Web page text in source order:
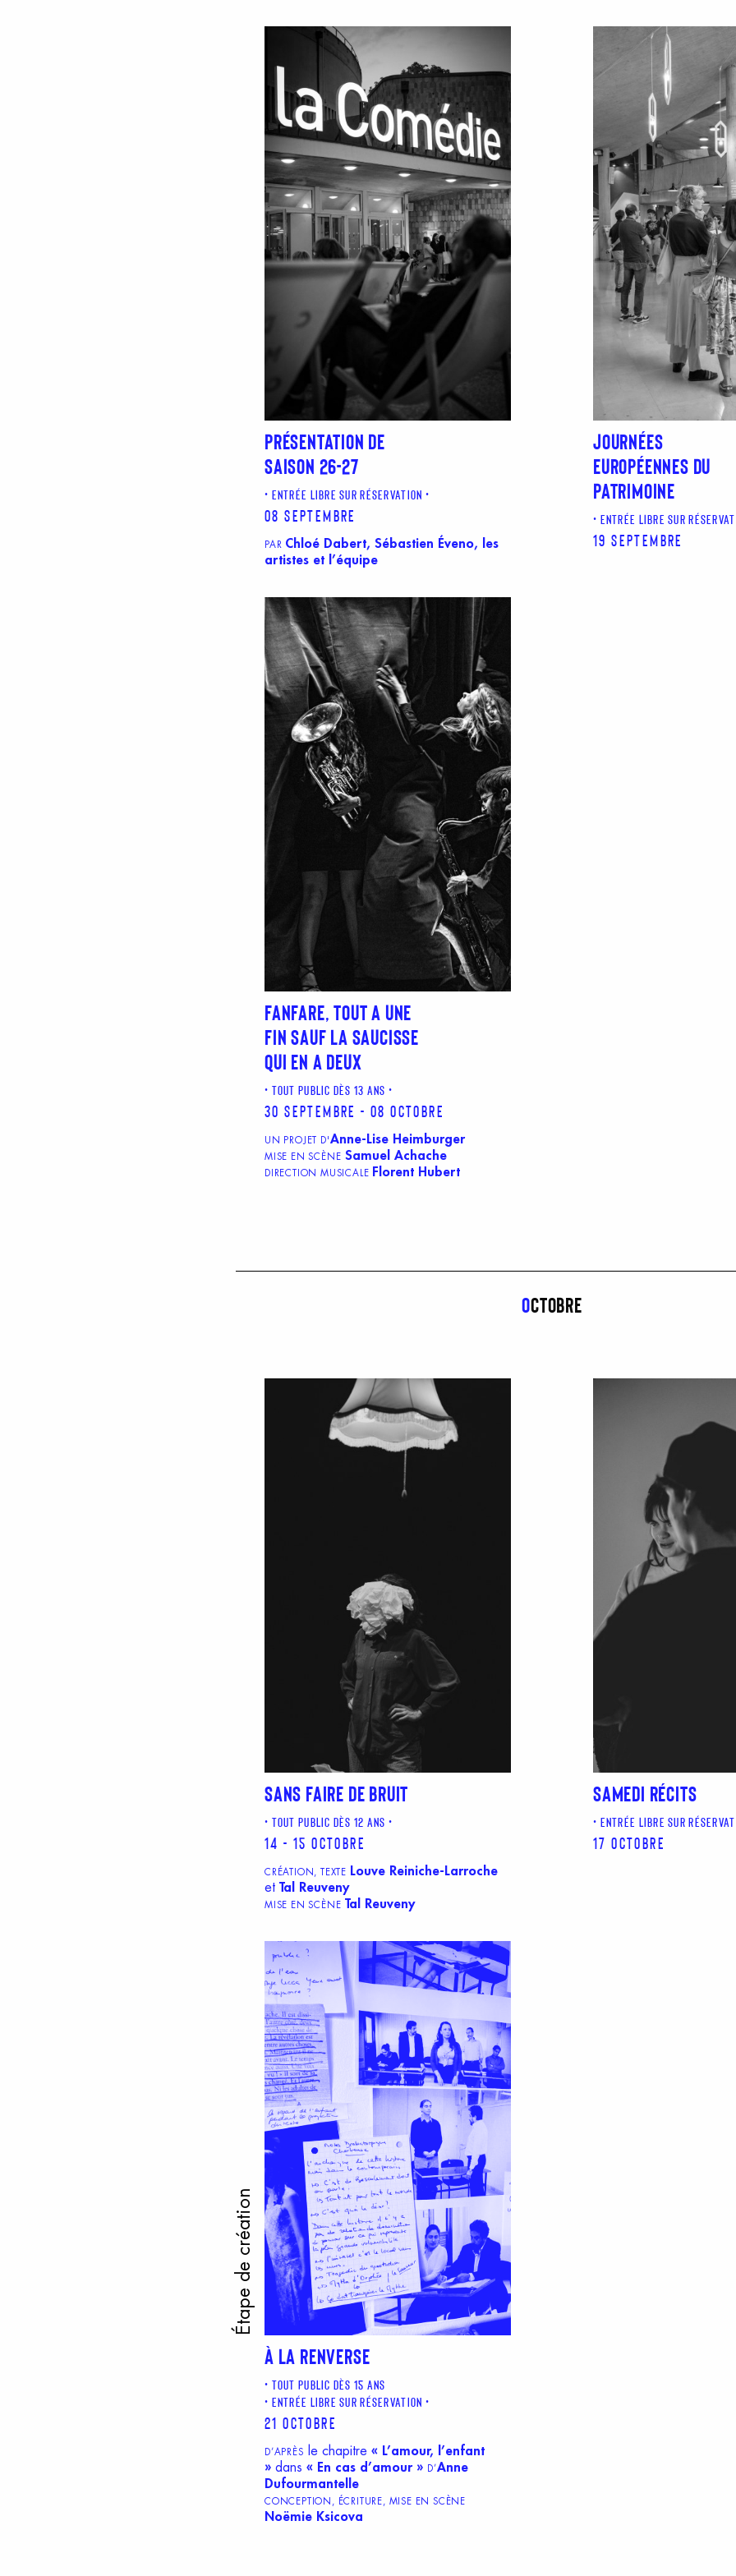
PRÉSENTATION DE
SAISON 26-27
ENTRÉE LIBRE SUR RÉSERVATION
08 septembre
PAR Chloé Dabert, Sébastien Éveno, les
artistes et l’équipe
JOURNÉES
EUROPÉENNES DU
PATRIMOINE
ENTRÉE LIBRE SUR
19 septembre
FANFARE, TOUT A UNE
FIN SAUF LA SAUCISSE
QUI EN A DEUX
TOUT PUBLIC DÈS 13 ANS
30 septembre - 08 octobre
UN PROJET D'Anne-Lise Heimburger
MISE EN SCÈNE Samuel Achache
DIRECTION MUSICALE Florent Hubert
octobre
SANS FAIRE DE BRUIT
TOUT PUBLIC DÈS 12 ANS
14 - 15 octobre
CRÉATION, TEXTE
Louve Reiniche-Larroche
et Tal Reuveny
MISE EN SCÈNE Tal Reuveny
SAMEDI RÉCITS
ENTRÉE LIBRE SUR
17 octobre
Étape de création
À LA RENVERSE
TOUT PUBLIC DÈS 15 ANS
ENTRÉE LIBRE SUR RÉSERVATION
21 octobre
D’APRÈS le chapitre« L’amour, l’enfant
» dans « En cas d’amour » D’Anne
Dufourmantelle
CONCEPTION, ÉCRITURE, MISE EN SCÈNE
Noëmie Ksicova